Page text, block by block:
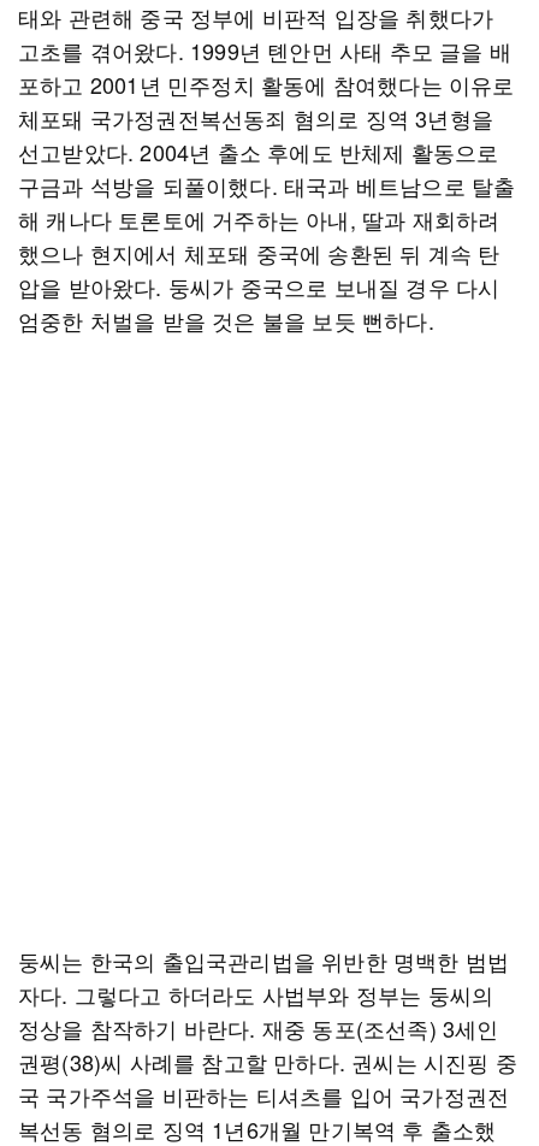
태와 관련해 중국 정부에 비판적 입장을 취했다가
고초를 겪어왔다. 1999년 톈안먼 사태 추모 글을 배
포하고 2001년 민주정치 활동에 참여했다는 이유로
체포돼 국가정권전복선동죄 혐의로 징역 3년형을
선고받았다. 2004년 출소 후에도 반체제 활동으로
구금과 석방을 되풀이했다. 태국과 베트남으로 탈출
해 캐나다 토론토에 거주하는 아내, 딸과 재회하려
했으나 현지에서 체포돼 중국에 송환된 뒤 계속 탄
압을 받아왔다. 둥씨가 중국으로 보내질 경우 다시
엄중한 처벌을 받을 것은 불을 보듯 뻔하다.
둥씨는 한국의 출입국관리법을 위반한 명백한 범법
자다. 그렇다고 하더라도 사법부와 정부는 둥씨의
정상을 참작하기 바란다. 재중 동포(조선족) 3세인
권평(38)씨 사례를 참고할 만하다. 권씨는 시진핑 중
국 국가주석을 비판하는 티셔츠를 입어 국가정권전
복선동 혐의로 징역 1년6개월 만기복역 후 출소했